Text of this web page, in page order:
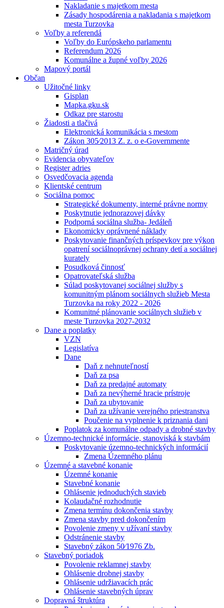
Nakladanie s majetkom mesta
Zásady hospodárenia a nakladania s majetkom
mesta Turzovka
Voľby a referendá
Voľby do Európskeho parlamentu
Referendum 2026
Komunálne a župné voľby 2026
Mapový portál
Občan
Užitočné linky
Gisplan
Mapka.gku.sk
Odkaz pre starostu
Žiadosti a tlačivá
Elektronická komunikácia s mestom
Zákon 305⁄2013 Z. z. o e-Governmente
Matričný úrad
Evidencia obyvateľov
Register adries
Osvedčovacia agenda
Klientské centrum
Sociálna pomoc
Strategické dokumenty, interné právne normy
Poskytnutie jednorazovej dávky
Podporná sociálna služba- Jedáleň
Ekonomicky oprávnené náklady
Poskytovanie finančných príspevkov pre výkon
opatrení sociálnoprávnej ochrany detí a sociálnej
kurately
Posudková činnosť
Opatrovateľská služba
Súlad poskytovanej sociálnej služby s
komunitným plánom sociálnych služieb Mesta
Turzovka na roky 2022 - 2026
Komunitné plánovanie sociálnych služieb v
meste Turzovka 2027-2032
Dane a poplatky
VZN
Legislatíva
Dane
Daň z nehnuteľností
Daň za psa
Daň za predajné automaty
Daň za nevýherné hracie prístroje
Daň za ubytovanie
Daň za užívanie verejného priestranstva
Poučenie na vyplnenie k priznania dani
Poplatok za komunálne odpady a drobné stavby
Územno-technické informácie, stanoviská k stavbám
Poskytovanie územno-technických informácií
Zmena Územného plánu
Územné a stavebné konanie
Územné konanie
Stavebné konanie
Ohlásenie jednoduchých stavieb
Kolaudačné rozhodnutie
Zmena termínu dokončenia stavby
Zmena stavby pred dokončením
Povolenie zmeny v užívaní stavby
Odstránenie stavby
Stavebný zákon 50⁄1976 Zb.
Stavebný poriadok
Povolenie reklamnej stavby
Ohlásenie drobnej stavby
Ohlásenie udržiavacích prác
Ohlásenie stavebných úprav
Dopravná štruktúra